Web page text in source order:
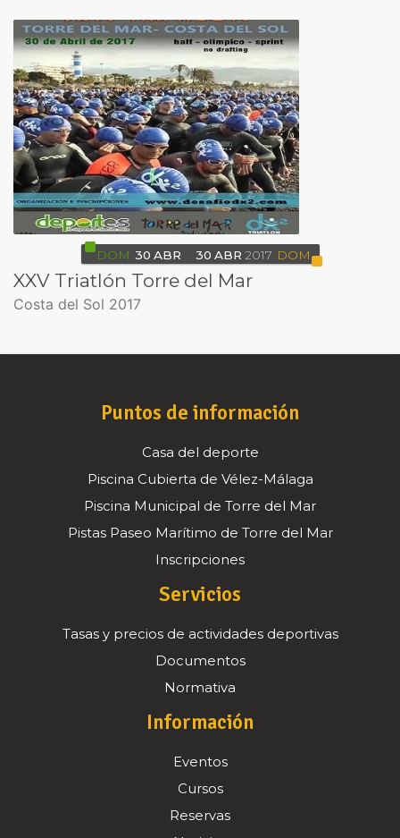
DOM 30 ABR 30 ABR 2017 DOM
XXV Triatlón Torre del Mar
Costa del Sol 2017
Puntos de información
Casa del deporte
Piscina Cubierta de Vélez-Málaga
Piscina Municipal de Torre del Mar
Pistas Paseo Marítimo de Torre del Mar
Inscripciones
Servicios
Tasas y precios de actividades deportivas
Documentos
Normativa
Información
Eventos
Cursos
Reservas